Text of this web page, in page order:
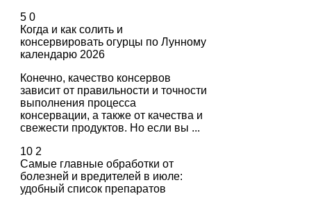
5 0
Когда и как солить и
консервировать огурцы по Лунному
календарю 2026
Конечно, качество консервов
зависит от правильности и точности
выполнения процесса
консервации, а также от качества и
свежести продуктов. Но если вы ...
10 2
Самые главные обработки от
болезней и вредителей в июле:
удобный список препаратов